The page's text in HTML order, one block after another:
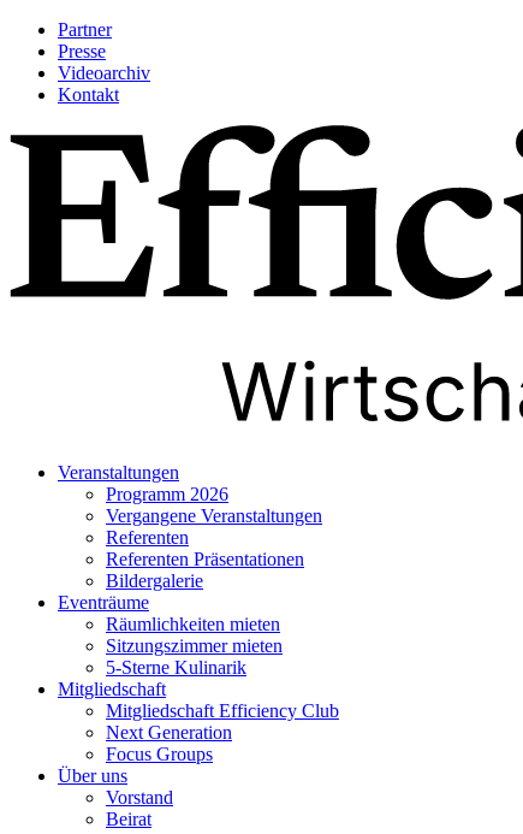
Partner
Presse
Videoarchiv
Kontakt
Veranstaltungen
Programm 2026
Vergangene Veranstaltungen
Referenten
Referenten Präsentationen
Bildergalerie
Eventräume
Räumlichkeiten mieten
Sitzungszimmer mieten
5-Sterne Kulinarik
Mitgliedschaft
Mitgliedschaft Efficiency Club
Next Generation
Focus Groups
Über uns
Vorstand
Beirat